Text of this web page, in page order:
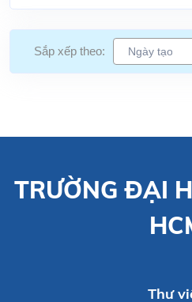
Sắp xếp theo:
TRƯỜNG ĐẠI
Thư